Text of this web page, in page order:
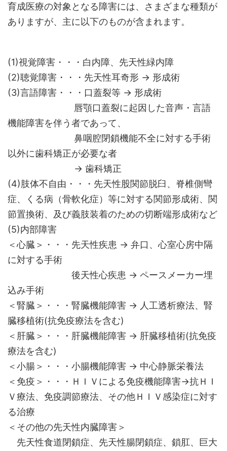
育成医療の対象となる障害には、さまざまな種類が
ありますが、主に以下のものが含まれます。
(1)視覚障害・・・白内障、先天性緑内障
(2)聴覚障害・・・先天性耳奇形 → 形成術
(3)言語障害・・・口蓋裂等 → 形成術
唇顎口蓋裂に起因した音声・言語
機能障害を伴う者であって、
鼻咽腔閉鎖機能不全に対する手術
以外に歯科矯正が必要な者
→ 歯科矯正
(4)肢体不自由・・・先天性股関節脱臼、脊椎側彎
症、くる病（骨軟化症）等に対する関節形成術、関
節置換術、及び義肢装着のための切断端形成術など
(5)内部障害
＜心臓＞・・・先天性疾患 → 弁口、心室心房中隔
に対する手術
後天性心疾患 → ペースメーカー埋
込み手術
＜腎臓＞・・・腎臓機能障害 → 人工透析療法、腎
臓移植術(抗免疫療法を含む)
＜肝臓＞・・・肝臓機能障害 → 肝臓移植術(抗免疫
療法を含む)
＜小腸＞・・・小腸機能障害 → 中心静脈栄養法
＜免疫＞・・・ＨＩＶによる免疫機能障害→抗ＨＩ
Ｖ療法、免疫調節療法、その他ＨＩＶ感染症に対す
る治療
＜その他の先天性内臓障害＞
先天性食道閉鎖症、先天性腸閉鎖症、鎖肛、巨大